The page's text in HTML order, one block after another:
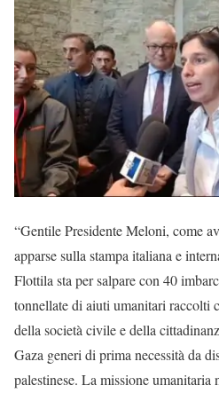
“Gentile Presidente Meloni, come
apparse sulla stampa italiana e
Flottila sta per salpare con 40
tonnellate di aiuti umanitari raccolti
della società civile e della
Gaza generi di prima necessità da
palestinese. La missione umanitaria